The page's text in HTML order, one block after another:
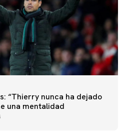
“Thierry nunca ha dejado
una mentalidad